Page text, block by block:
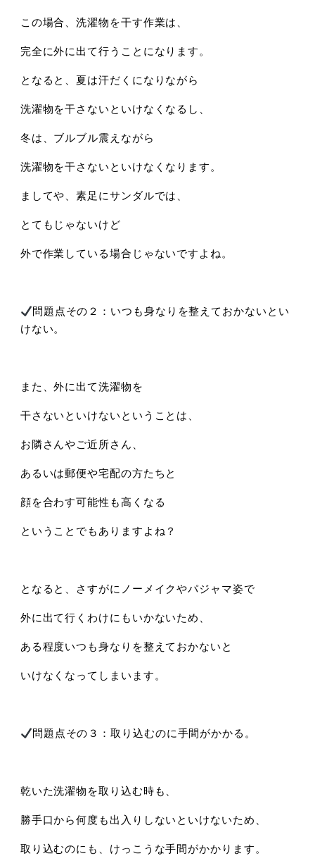
この場合、洗濯物を干す作業は、
完全に外に出て行うことになります。
となると、夏は汗だくになりながら
洗濯物を干さないといけなくなるし、
冬は、ブルブル震えながら
洗濯物を干さないといけなくなります。
ましてや、素足にサンダルでは、
とてもじゃないけど
外で作業している場合じゃないですよね。
問題点その２：いつも身なりを整えておかないとい
けない。
また、外に出て洗濯物を
干さないといけないということは、
お隣さんやご近所さん、
あるいは郵便や宅配の方たちと
顔を合わす可能性も高くなる
ということでもありますよね？
となると、さすがにノーメイクやパジャマ姿で
外に出て行くわけにもいかないため、
ある程度いつも身なりを整えておかないと
いけなくなってしまいます。
問題点その３：取り込むのに手間がかかる。
乾いた洗濯物を取り込む時も、
勝手口から何度も出入りしないといけないため、
取り込むのにも、けっこうな手間がかかります。